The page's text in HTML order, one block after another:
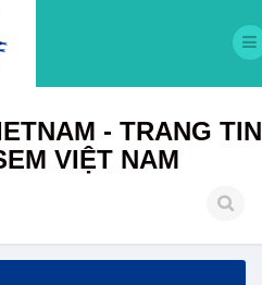
- TRANG TIN
VIỆT NAM